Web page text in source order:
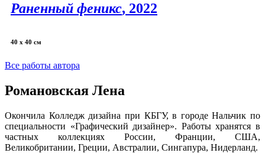
Раненный феникс, 2022
40 х 40 см
Все работы автора
Романовская Лена
Окончила Колледж дизайна при КБГУ, в городе Нальчик по
специальности «Графический дизайнер». Работы хранятся в
частных коллекциях России, Франции, США,
Великобритании, Греции, Австралии, Сингапура, Нидерланд.